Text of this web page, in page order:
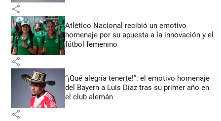
share
Atlético Nacional recibió un emotivo
homenaje por su apuesta a la innovación y el
fútbol femenino
share
“¡Qué alegría tenerte!”: el emotivo homenaje
del Bayern a Luis Díaz tras su primer año en
el club alemán
share